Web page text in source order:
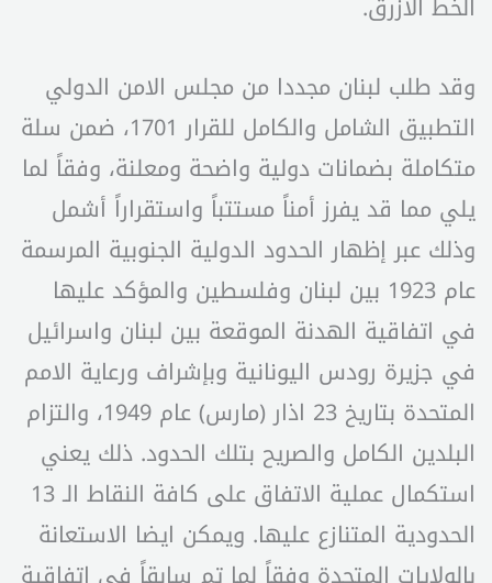
وقد طلب لبنان مجددا من مجلس الامن الدولي
التطبيق الشامل والكامل للقرار 1701، ضمن سلة
متكاملة بضمانات دولية واضحة ومعلنة، وفقاً لما
يلي مما قد يفرز أمناً مستتباً واستقراراً أشمل
وذلك عبر إظهار الحدود الدولية الجنوبية المرسمة
عام 1923 بين لبنان وفلسطين والمؤكد عليها
في اتفاقية الهدنة الموقعة بين لبنان واسرائيل
في جزيرة رودس اليونانية وبإشراف ورعاية الامم
المتحدة بتاريخ 23 اذار (مارس) عام 1949، والتزام
البلدين الكامل والصريح بتلك الحدود. ذلك يعني
استكمال عملية الاتفاق على كافة النقاط الـ 13
الحدودية المتنازع عليها. ويمكن ايضا الاستعانة